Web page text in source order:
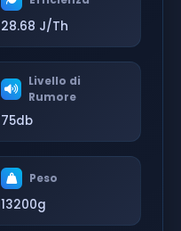
28.68 J/Th
Livello di
Rumore
75db
Peso
13200g